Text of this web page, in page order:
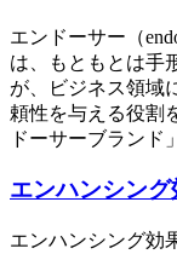
エンドーサー（
は、もともとは手
が、ビジネス領域
頼性を与える役割
ドーサーブラン
エンハンシング
エンハンシング効